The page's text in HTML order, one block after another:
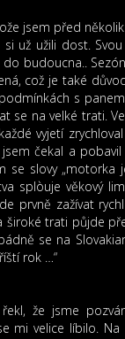
jsem před
už užili dost.
budoucna..
což je také
s
se na velké trati.
vyjetí
čekal a
se slovy „motorka
splòuje věkový
prvně zažívat
široké trati půjde
se na
rok …“
že jsme
mi velice líbilo.